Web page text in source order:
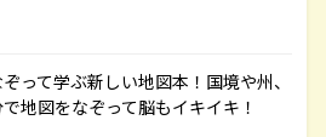
って学ぶ新しい地図本！国境や州、
地図をなぞって脳もイキイキ！